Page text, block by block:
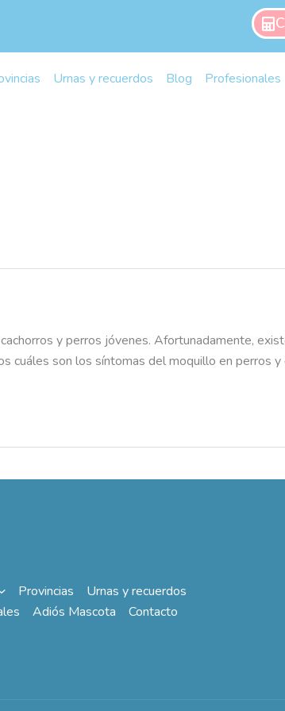
Urnas y recuerdos Blog Profesionales
y perros jóvenes. Afortunadamente,
cuáles son los síntomas del moquillo en perros
Provincias
Urnas y recuerdos
Adiós Mascota Contacto